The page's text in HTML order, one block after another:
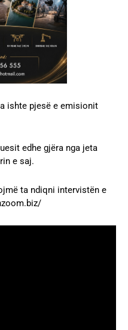
ishte pjesë e emisionit
edhe gjëra nga jeta
e saj.
ta ndiqni intervistën e